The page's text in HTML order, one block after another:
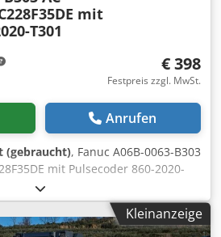
mit
T301
€ 398
Festpreis zzgl. MwSt.
Anrufen
(gebraucht), Fanuc A06B-0063-B303
mit Pulsecoder 860-2020-
Kleinanzeige